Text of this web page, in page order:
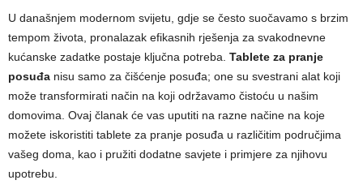
U današnjem modernom svijetu, gdje se često suočavamo s brzim
tempom života, pronalazak efikasnih rješenja za svakodnevne
kućanske zadatke postaje ključna potreba. Tablete za pranje
posuđa nisu samo za čišćenje posuđa; one su svestrani alat koji
može transformirati način na koji održavamo čistoću u našim
domovima. Ovaj članak će vas uputiti na razne načine na koje
možete iskoristiti tablete za pranje posuđa u različitim područjima
vašeg doma, kao i pružiti dodatne savjete i primjere za njihovu
upotrebu.